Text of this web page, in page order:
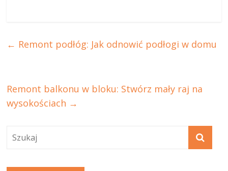
← Remont podłóg: Jak odnowić podłogi w domu
Remont balkonu w bloku: Stwórz mały raj na
wysokościach →